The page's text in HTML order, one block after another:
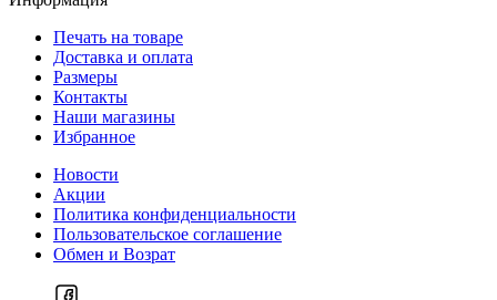
Печать на товаре
Доставка и оплата
Размеры
Контакты
Наши магазины
Избранное
Новости
Акции
Политика конфиденциальности
Пользовательское соглашение
Обмен и Возрат